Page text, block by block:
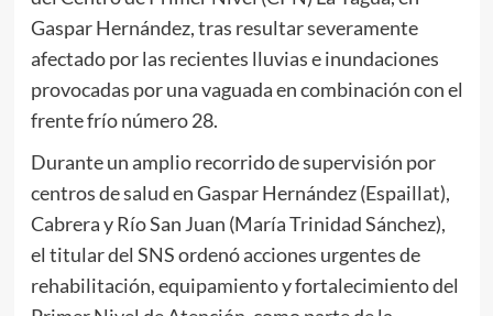
Gaspar Hernández, tras resultar severamente
afectado por las recientes lluvias e inundaciones
provocadas por una vaguada en combinación con el
frente frío número 28.
Durante un amplio recorrido de supervisión por
centros de salud en Gaspar Hernández (Espaillat),
Cabrera y Río San Juan (María Trinidad Sánchez),
el titular del SNS ordenó acciones urgentes de
rehabilitación, equipamiento y fortalecimiento del